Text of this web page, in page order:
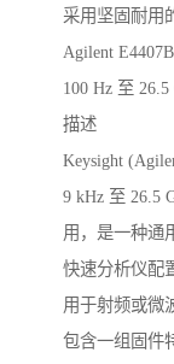
采用坚固耐用
Agilent
100 Hz 至 26.5
描述
Keysight
9 kHz 至 26.5
用，是一种通
快速分析仪配
用于射频或微
包含一组固件